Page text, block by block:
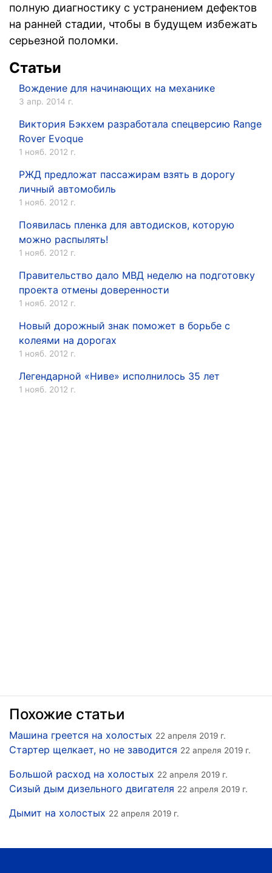
полную диагностику с устранением дефектов
на ранней стадии, чтобы в будущем избежать
серьезной поломки.
Статьи
Вождение для начинающих на механике
3 апр. 2014 г.
Виктория Бэкхем разработала спецверсию Range
Rover Evoque
1 нояб. 2012 г.
РЖД предложат пассажирам взять в дорогу
личный автомобиль
1 нояб. 2012 г.
Появилась пленка для автодисков, которую
можно распылять!
1 нояб. 2012 г.
Правительство дало МВД неделю на подготовку
проекта отмены доверенности
1 нояб. 2012 г.
Новый дорожный знак поможет в борьбе с
колеями на дорогах
1 нояб. 2012 г.
Легендарной «Ниве» исполнилось 35 лет
1 нояб. 2012 г.
Похожие статьи
Машина греется на холостых 22 апреля 2019 г.
Стартер щелкает, но не заводится 22 апреля 2019 г.
Большой расход на холостых 22 апреля 2019 г.
Сизый дым дизельного двигателя 22 апреля 2019 г.
Дымит на холостых 22 апреля 2019 г.